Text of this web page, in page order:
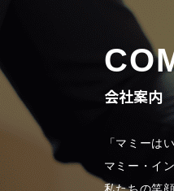
会社案内
「マミーは
マミー・イ